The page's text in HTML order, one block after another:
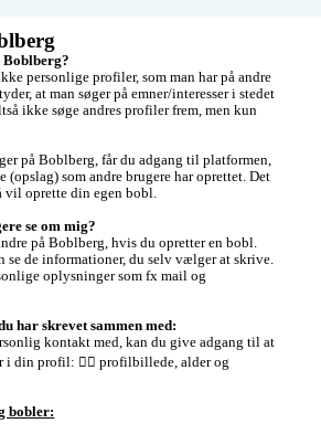
personlige profiler, som man har på andre
at man søger på emner/interesser i stedet
ikke søge andres profiler frem, men kun
på Boblberg, får du adgang til platformen,
(opslag) som andre brugere har oprettet. Det
vil oprette din egen bobl.
se om mig?
på Boblberg, hvis du opretter en bobl.
se de informationer, du selv vælger at skrive.
oplysninger som fx mail og
har skrevet sammen med:
kontakt med, kan du give adgang til at
i din profil: 👉🏼 profilbillede, alder og
bobler: